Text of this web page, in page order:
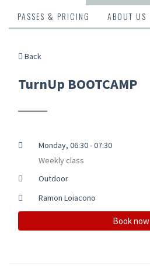
PASSES & PRICING
ABOUT US
Back
TurnUp BOOTCAMP
Monday, 06:30 - 07:30
Weekly class
Outdoor
Ramon Loiacono
Book now